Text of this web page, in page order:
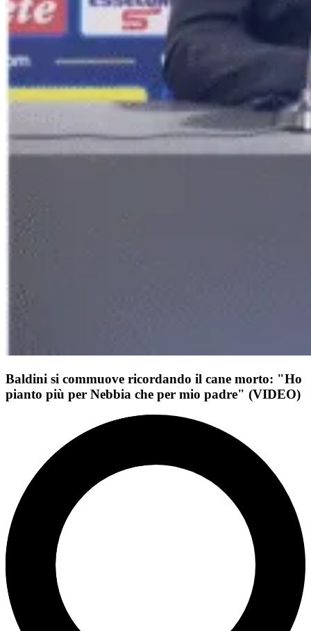
Baldini si commuove ricordando il cane morto: "Ho
pianto più per Nebbia che per mio padre" (VIDEO)